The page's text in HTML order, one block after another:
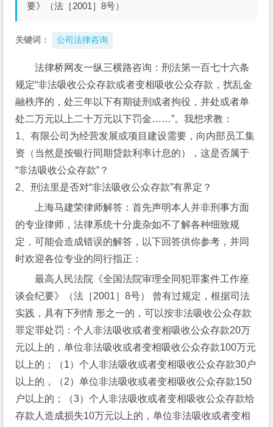
要》（法［2001］8号）
关键词： 公司法律咨询
法律桥网友一纵三横路咨询：刑法第一百七十六条
规定“非法吸收公众存款或者变相吸收公众存款，扰乱金
融秩序的，处三年以下有期徒刑或者拘役，并处或者单
处二万元以上二十万元以下罚金……”。我想求教：
1、有限公司为经营发展或项目建设需要，向内部员工集
资（当然是按银行同期贷款利率计息的），这是否属于
“非法吸收公众存款”？
2、刑法里是否对“非法吸收公众存款”有界定？
上海马建荣律师解答：首先声明本人并非刑事方面
的专业律师，法律系统十分庞杂如不了解各种细致规
定，可能会造成错误的解答，以下回答供你参考，并同
时欢迎各位专业的同行指正：
最高人民法院《全国法院审理全同犯罪案件工作座
谈会纪要》（法［2001］8号） 曾有过规定，根据司法
实践，具有下列情 形之一的，可以按非法吸收公众存款
罪定罪处罚：个人非法吸收或者变相吸收公众存款20万
元以上的，单位非法吸收或者变相吸收公众存款100万元
以上的；（1）个人非法吸收或者变相吸收公众存款30户
以上的，（2）单位非法吸收或者变相吸收公众存款150
户以上的；（3）个人非法吸收或者变相吸收公众存款给
存款人造成损失10万元以上的，单位非法吸收或者变相